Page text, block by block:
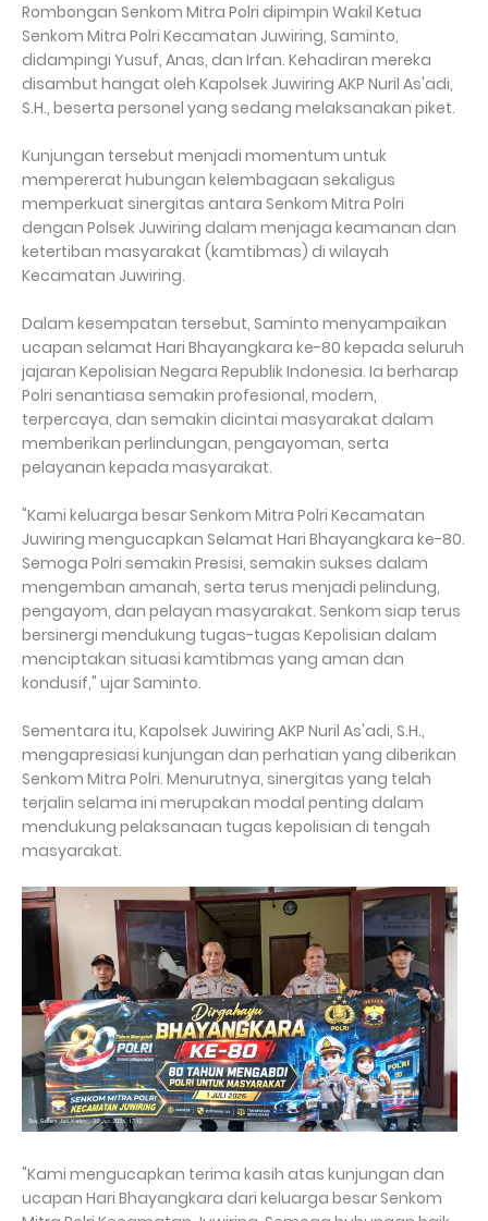
Rombongan Senkom Mitra Polri dipimpin Wakil Ketua
Senkom Mitra Polri Kecamatan Juwiring, Saminto,
didampingi Yusuf, Anas, dan Irfan. Kehadiran mereka
disambut hangat oleh Kapolsek Juwiring AKP Nuril As'adi,
S.H., beserta personel yang sedang melaksanakan piket.
Kunjungan tersebut menjadi momentum untuk
mempererat hubungan kelembagaan sekaligus
memperkuat sinergitas antara Senkom Mitra Polri
dengan Polsek Juwiring dalam menjaga keamanan dan
ketertiban masyarakat (kamtibmas) di wilayah
Kecamatan Juwiring.
Dalam kesempatan tersebut, Saminto menyampaikan
ucapan selamat Hari Bhayangkara ke-80 kepada seluruh
jajaran Kepolisian Negara Republik Indonesia. Ia berharap
Polri senantiasa semakin profesional, modern,
terpercaya, dan semakin dicintai masyarakat dalam
memberikan perlindungan, pengayoman, serta
pelayanan kepada masyarakat.
"Kami keluarga besar Senkom Mitra Polri Kecamatan
Juwiring mengucapkan Selamat Hari Bhayangkara ke-80.
Semoga Polri semakin Presisi, semakin sukses dalam
mengemban amanah, serta terus menjadi pelindung,
pengayom, dan pelayan masyarakat. Senkom siap terus
bersinergi mendukung tugas-tugas Kepolisian dalam
menciptakan situasi kamtibmas yang aman dan
kondusif," ujar Saminto.
Sementara itu, Kapolsek Juwiring AKP Nuril As'adi, S.H.,
mengapresiasi kunjungan dan perhatian yang diberikan
Senkom Mitra Polri. Menurutnya, sinergitas yang telah
terjalin selama ini merupakan modal penting dalam
mendukung pelaksanaan tugas kepolisian di tengah
masyarakat.
"Kami mengucapkan terima kasih atas kunjungan dan
ucapan Hari Bhayangkara dari keluarga besar Senkom